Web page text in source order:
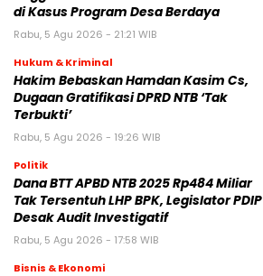
di Kasus Program Desa Berdaya
Rabu, 5 Agu 2026 - 21:21 WIB
Hukum & Kriminal
Hakim Bebaskan Hamdan Kasim Cs,
Dugaan Gratifikasi DPRD NTB ‘Tak
Terbukti’
Rabu, 5 Agu 2026 - 19:26 WIB
Politik
Dana BTT APBD NTB 2025 Rp484 Miliar
Tak Tersentuh LHP BPK, Legislator PDIP
Desak Audit Investigatif
Rabu, 5 Agu 2026 - 17:58 WIB
Bisnis & Ekonomi